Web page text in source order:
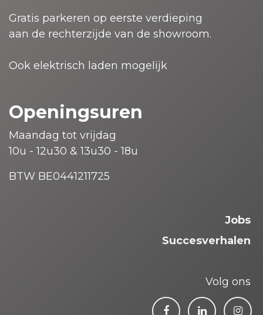
Gratis parkeren op eerste verdieping
aan de rechterzijde van de showroom.
Ook elektrisch laden mogelijk
Openingsuren
Maandag tot vrijdag
10u - 12u30 & 13u30 - 18u
BTW BE0441211725
Jobs
Succesverhalen
Volg ons